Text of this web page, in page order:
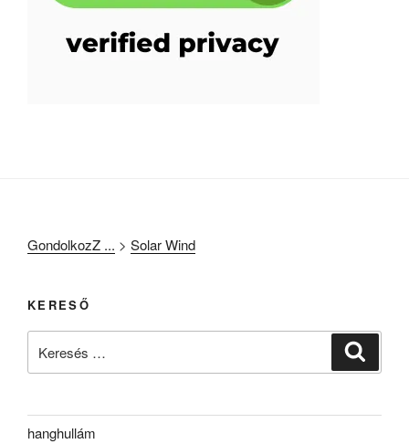
GondolkozZ ... > Solar Wind
KERESŐ
hanghullám